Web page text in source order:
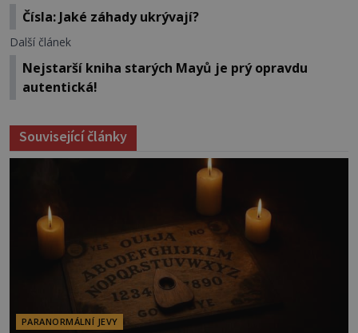
Čísla: Jaké záhady ukrývají?
Další článek
Nejstarší kniha starých Mayů je prý opravdu
autentická!
Související články
PARANORMÁLNÍ JEVY